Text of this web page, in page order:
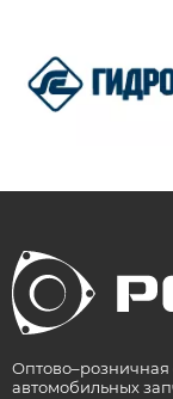
Оптово–розничная
автомобильных